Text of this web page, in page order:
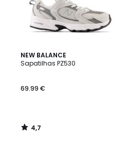
NEW BALANCE
Sapatilhas PZ530
69.99 €
4,7
/ 5
4,7
/